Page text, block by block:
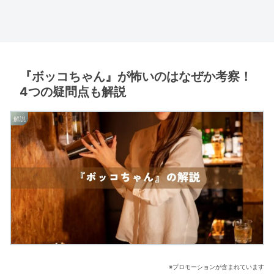
『ボッコちゃん』が怖いのはなぜか考察！
4つの疑問点も解説
解説
※プロモーションが含まれています